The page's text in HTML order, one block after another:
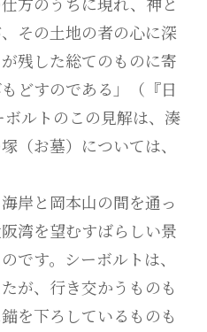
その土地の者の心に深
残した総てのものに寄
どすのである」（『日
ルトのこの見解は、湊
（お墓）については、
岸と岡本山の間を通っ
湾を望むすばらしい景
です。シーボルトは、
が、行き交かうものも
を下ろしているものも